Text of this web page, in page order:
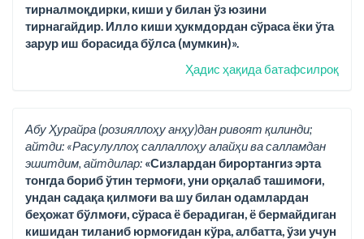
тирналмоқдирки, киши у билан ўз юзини
тирнагайдир. Илло киши ҳукмдордан сўраса ёки ўта
зарур иш борасида бўлса (мумкин)».
Ҳадис ҳақида батафсилроқ
Абу Ҳурайра (розияллоҳу анҳу)дан ривоят қилинди;
айтди: «Расулуллоҳ саллаллоҳу алайҳи ва салламдан
эшитдим, айтдилар: «Сизлардан бирортангиз эрта
тонгда бориб ўтин термоғи, уни орқалаб ташимоғи,
ундан садақа қилмоғи ва шу билан одамлардан
беҳожат бўлмоғи, сўраса ё берадиган, ё бермайдиган
кишидан тиланиб юрмоғидан кўра, албатта, ўзи учун